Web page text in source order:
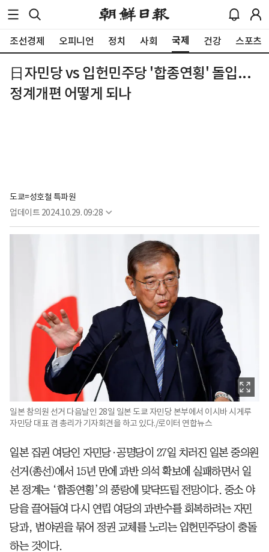
조선경제 오피니언 정치 사회 국제 건강 스포츠
日자민당 vs 입헌민주당 '합종연횡' 돌입...
정계개편 어떻게 되나
도쿄=성호철 특파원
업데이트 2024.10.29. 09:28
일본 참의원 선거 다음날인 28일 일본 도쿄 자민당 본부에서 이시바 시게루
자민당 대표 겸 총리가 기자회견을 하고 있다./로이터 연합뉴스
일본 집권 여당인 자민당·공명당이 27일 치러진 일본 중의원
선거(총선)에서 15년 만에 과반 의석 확보에 실패하면서 일
본 정계는 ‘합종연횡’의 풍랑에 맞닥뜨릴 전망이다. 중소 야
당을 끌어들여 다시 연립 여당의 과반수를 회복하려는 자민
당과, 범야권을 묶어 정권 교체를 노리는 입헌민주당이 충돌
하는 것이다.